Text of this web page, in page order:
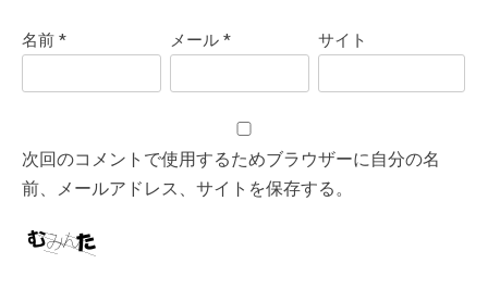
名前* メール* サイト
次回のコメントで使用するためブラウザーに自分の名
前、メールアドレス、サイトを保存する。